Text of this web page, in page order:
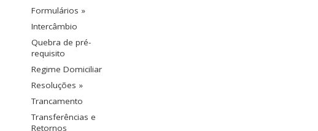
Formulários »
Intercâmbio
Quebra de pré-
requisito
Regime Domiciliar
Resoluções »
Trancamento
Transferências e
Retornos